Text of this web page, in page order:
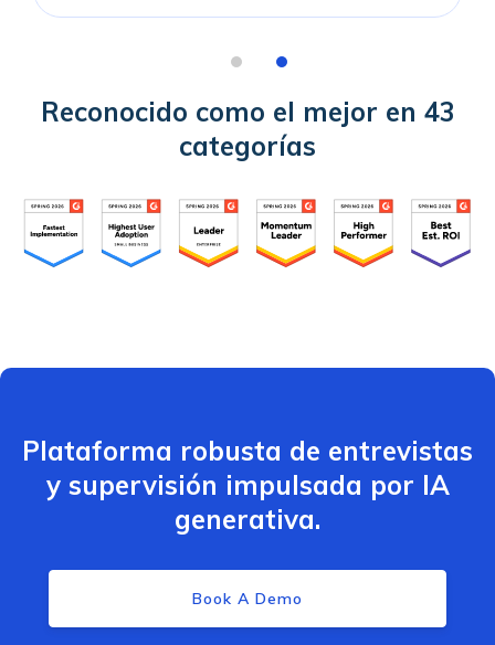
Reconocido como el mejor en 43
categorías
Plataforma robusta de entrevistas
y supervisión impulsada por IA
generativa.
Book A Demo